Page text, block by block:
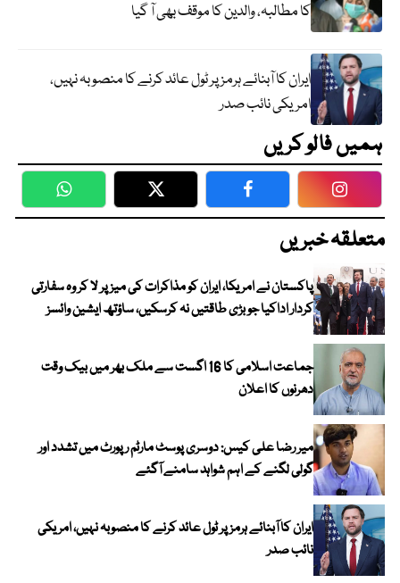
کا مطالبہ، والدین کا موقف بھی آ گیا
ایران کا آبنائے ہرمز پر ٹول عائد کرنے کا منصوبہ نہیں،
امریکی نائب صدر
ہمیں فالو کریں
WhatsApp Twitter Facebook
متعلقہ خبریں
پاکستان نے امریکا، ایران کو مذاکرات کی میز پر لا کر وہ سفارتی
کردار اداکیا جو بڑی طاقتیں نہ کرسکیں، ساؤتھ ایشین وائسز
جماعت اسلامی کا 16 اگست سے ملک بھر میں بیک وقت
دھرنوں کا اعلان
میر رضا علی کیس: دوسری پوسٹ مارٹم رپورٹ میں تشدد اور
گولی لگنے کے اہم شواہد سامنے آگئے
ایران کا آبنائے ہرمز پر ٹول عائد کرنے کا منصوبہ نہیں، امریکی
نائب صدر